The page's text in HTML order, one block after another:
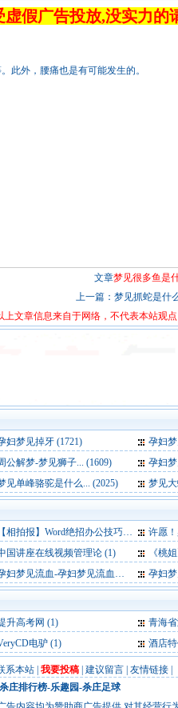
假广告投放,没实力的
此外，腰痛也是有可能发生的。
文章梦见很多鱼是
上一篇： 梦见抓蛇是什
上文章信息来自于网络，不代表本站观
妇梦见掉牙 (1721) 孕妇
公解梦-梦见狮子... (1609) 孕妇
见单峰骆驼是什么... (2025) 梦见
【相拍报】Word绝招办公技巧 (1) 许愿
国讲座在线视频管理论 (1) 《桃姐》
梦见流血-孕妇梦见流血是什么意思-好不好-代表什么 (1) 孕妇梦见鳌虾
升高考网 (1) 青海
电驴 (1) 酒店
系本站 我要投稿 建议留言 友情链接
杀庄排行榜-乐趣园-杀庄足球